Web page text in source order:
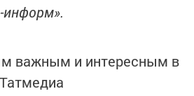
информ».
важным и интересным в
Татмедиа